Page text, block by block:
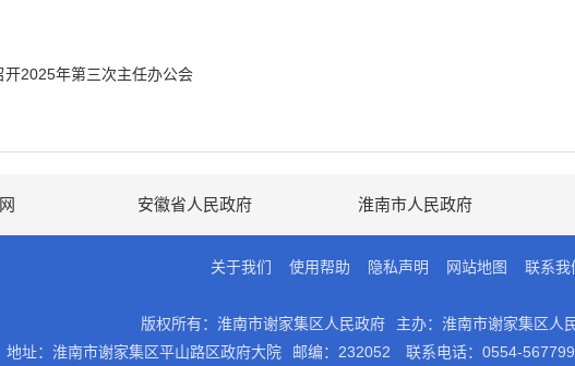
开2025年第三次主任办公会
安徽省人民政府 淮南市人民政府
关于我们 使用帮助 隐私声明 网站地图 联系我
版权所有：淮南市谢家集区人民政府
主办：淮南市谢家集区人
地址：淮南市谢家集区平山路区政府大院
邮编：232052 联系电话：0554-